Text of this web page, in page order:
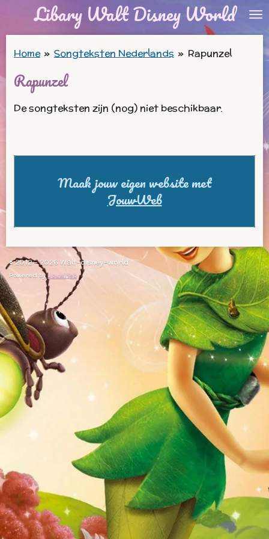
hoofdinhoud
Libary Walt Disney World
Home » Songteksten Nederlands » Rapunzel
Rapunzel
De songteksten zijn (nog) niet beschikbaar.
Maak jouw eigen website met
JouwWeb
© 2012 - 2026 Walt-disney-world
Powered byJouwWeb